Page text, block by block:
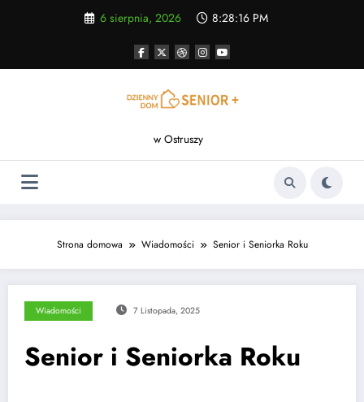
6 sierpnia, 2026 8:28:16 PM
w Ostruszy
Strona domowa Wiadomości Senior i Seniorka Roku
Wiadomości 7 Listopada, 2025
Senior i Seniorka Roku